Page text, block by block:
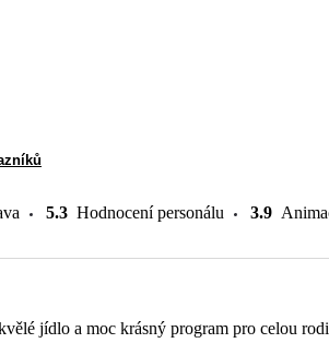
5.3 Hodnocení personálu 3.9
jídlo a moc krásný program pro celou